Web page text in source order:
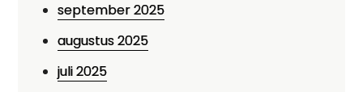
september 2025
augustus 2025
juli 2025